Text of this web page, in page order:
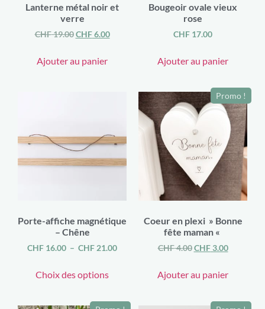
Lanterne métal noir et
verre
CHF19.00 CHF6.00
Ajouter au panier
Bougeoir ovale vieux
rose
CHF 17.00
Ajouter au panier
Porte-affiche magnétique
– Chêne
CHF 16.00 – CHF 21.00
Choix des options
Promo !
Coeur en plexi » Bonne
fête maman «
CHF4.00 CHF3.00
Ajouter au panier